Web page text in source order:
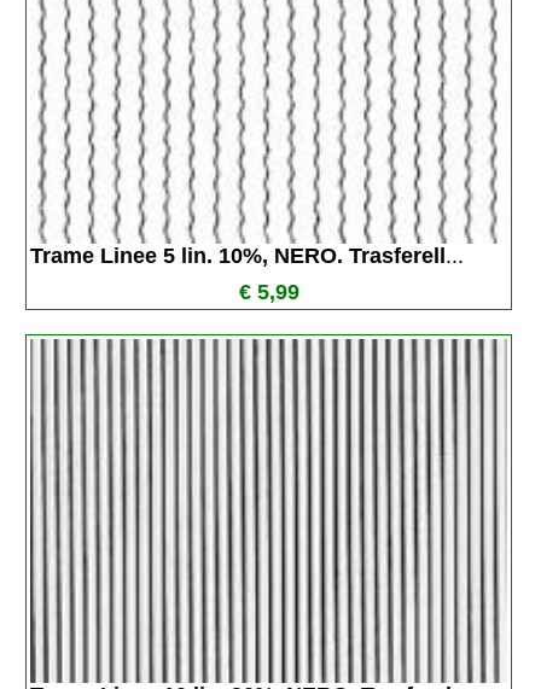
Trame Linee 5 lin. 10%, NERO. Trasferell ...
€ 5,99